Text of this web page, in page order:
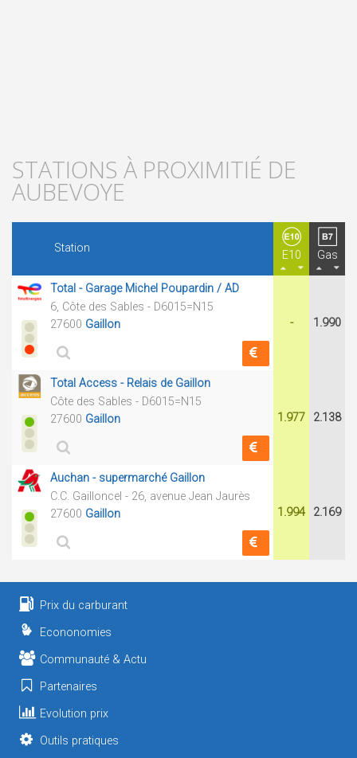
STATIONS À PROXIMITIÉ DE
AUBEVOYE
Station
E10 Gas
Total - Garage Michel Poupardin / AD
6, Côte des Sables - D6015=N15
27600 Gaillon - 1.990
Total Access - Relais de Gaillon
Côte des Sables - D6015=N15
27600 Gaillon 1.977 2.138
Auchan - supermarché Gaillon
C.C. Gailloncel - 26, avenue Jean Jaurès
27600 Gaillon 1.994 2.169
Prix du carburant
Econonomies
Communauté & Actu
Partenaires
Evolution prix
Outils pratiques